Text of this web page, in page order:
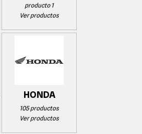
producto 1
Ver productos
HONDA
105 productos
Ver productos